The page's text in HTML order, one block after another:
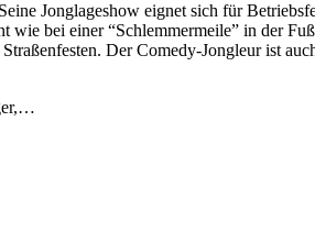
Jonglageshow eignet sich für
wie bei einer “Schlemmermeile” in der
Der Comedy-Jongleur ist